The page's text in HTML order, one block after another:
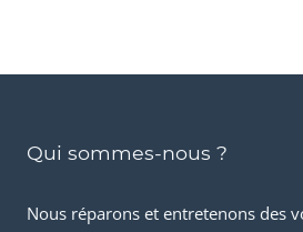
Qui sommes-nous ?
Nous réparons et entretenons des